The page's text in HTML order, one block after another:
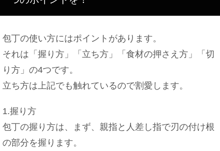
胎児が大きいと早く産まれる？早めるには？巨大児
にしない
包丁の使い方にはポイントがあります。
それは「握り方」「立ち方」「食材の押さえ方」「切
り方」の4つです。
立ち方は上記でも触れているので割愛します。
1.握り方
包丁の握り方は、まず、親指と人差し指で刃の付け根
の部分を握ります。